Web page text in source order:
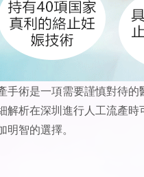
手術是一項需要謹慎對待
解析在深圳進行人工流產
智的選擇。